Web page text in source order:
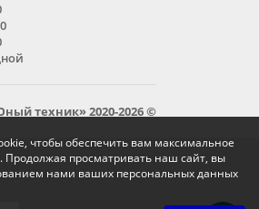
чтобы обеспечить вам максимальное
Продолжая просматривать наш сайт, вы
нами ваших персональных данных
техник» 2020-2026 ©